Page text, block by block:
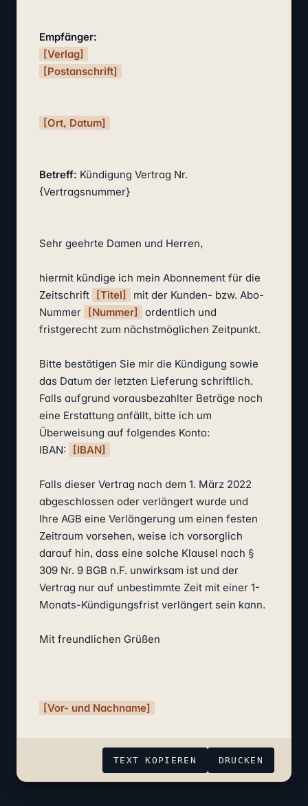
Empfänger:
[Verlag]
[Postanschrift]
[Ort, Datum]
Betreff: Kündigung Vertrag Nr.
{Vertragsnummer}
Sehr geehrte Damen und Herren,
hiermit kündige ich mein Abonnement für die
Zeitschrift [Titel]
mit der Kunden- bzw. Abo-
Nummer [Nummer]
ordentlich und
fristgerecht zum nächstmöglichen Zeitpunkt.
Bitte bestätigen Sie mir die Kündigung sowie
das Datum der letzten Lieferung schriftlich.
Falls aufgrund vorausbezahlter Beträge noch
eine Erstattung anfällt, bitte ich um
Überweisung auf folgendes Konto:
IBAN:
[IBAN]
Falls dieser Vertrag nach dem 1. März 2022
abgeschlossen oder verlängert wurde und
Ihre AGB eine Verlängerung um einen festen
Zeitraum vorsehen, weise ich vorsorglich
darauf hin, dass eine solche Klausel nach §
309 Nr. 9 BGB n.F. unwirksam ist und der
Vertrag nur auf unbestimmte Zeit mit einer 1-
Monats-Kündigungsfrist verlängert sein kann.
Mit freundlichen Grüßen
[Vor- und Nachname]
TEXT KOPIEREN DRUCKEN